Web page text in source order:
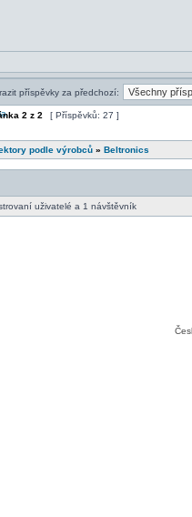
příspěvky za předchozí:
2 z 2 [ Příspěvků: 27 ]
podle výrobců » Beltronics
uživatelé a 1 návštěvník